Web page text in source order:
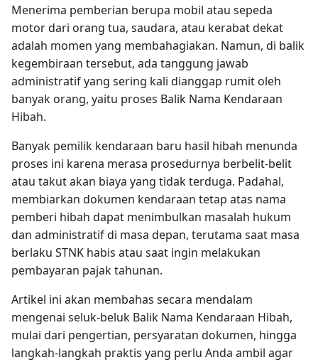
Menerima pemberian berupa mobil atau sepeda
motor dari orang tua, saudara, atau kerabat dekat
adalah momen yang membahagiakan. Namun, di balik
kegembiraan tersebut, ada tanggung jawab
administratif yang sering kali dianggap rumit oleh
banyak orang, yaitu proses Balik Nama Kendaraan
Hibah.
Banyak pemilik kendaraan baru hasil hibah menunda
proses ini karena merasa prosedurnya berbelit-belit
atau takut akan biaya yang tidak terduga. Padahal,
membiarkan dokumen kendaraan tetap atas nama
pemberi hibah dapat menimbulkan masalah hukum
dan administratif di masa depan, terutama saat masa
berlaku STNK habis atau saat ingin melakukan
pembayaran pajak tahunan.
Artikel ini akan membahas secara mendalam
mengenai seluk-beluk Balik Nama Kendaraan Hibah,
mulai dari pengertian, persyaratan dokumen, hingga
langkah-langkah praktis yang perlu Anda ambil agar